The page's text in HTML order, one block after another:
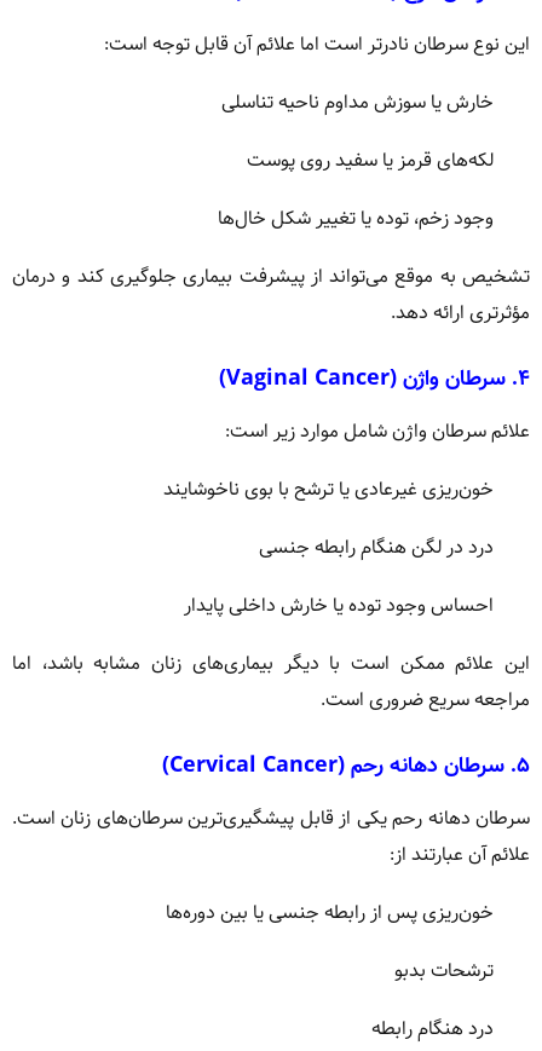
این نوع سرطان نادرتر است اما علائم آن قابل توجه است:
خارش یا سوزش مداوم ناحیه تناسلی
لکه‌های قرمز یا سفید روی پوست
وجود زخم، توده یا تغییر شکل خال‌ها
تشخیص به موقع می‌تواند از پیشرفت بیماری جلوگیری کند و درمان
مؤثرتری ارائه دهد.
۴. سرطان واژن (Vaginal Cancer)
علائم سرطان واژن شامل موارد زیر است:
خون‌ریزی غیرعادی یا ترشح با بوی ناخوشایند
درد در لگن هنگام رابطه جنسی
احساس وجود توده یا خارش داخلی پایدار
این علائم ممکن است با دیگر بیماری‌های زنان مشابه باشد، اما
مراجعه سریع ضروری است.
۵. سرطان دهانه رحم (Cervical Cancer)
سرطان دهانه رحم یکی از قابل پیشگیری‌ترین سرطان‌های زنان است.
علائم آن عبارتند از:
خون‌ریزی پس از رابطه جنسی یا بین دوره‌ها
ترشحات بدبو
درد هنگام رابطه